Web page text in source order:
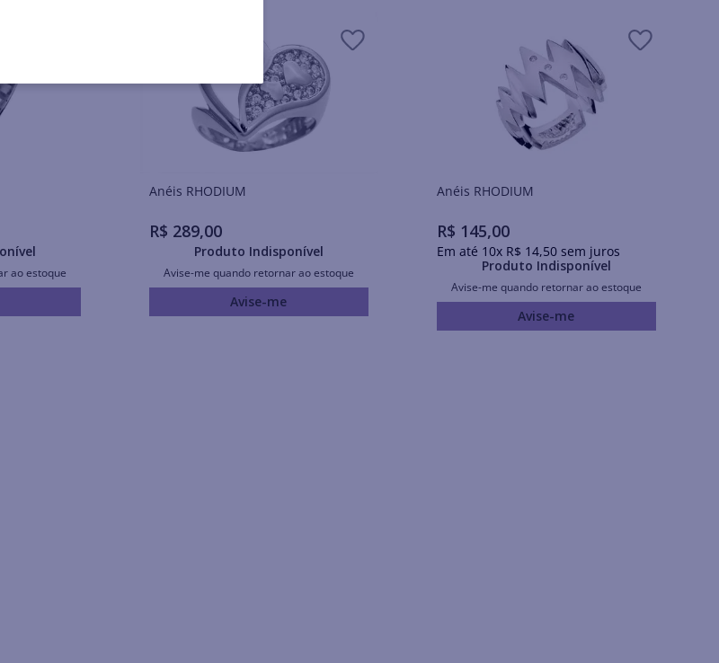
ao estoque
Anéis RHODIUM
R$ 289,00
Produto Indisponível
Avise-me quando retornar ao estoque
Avise-me
Anéis RHODIUM
R$ 145,00
Em até 10x R$ 14,50sem juros
Produto Indisponível
Avise-me quando retornar ao estoque
Avise-me